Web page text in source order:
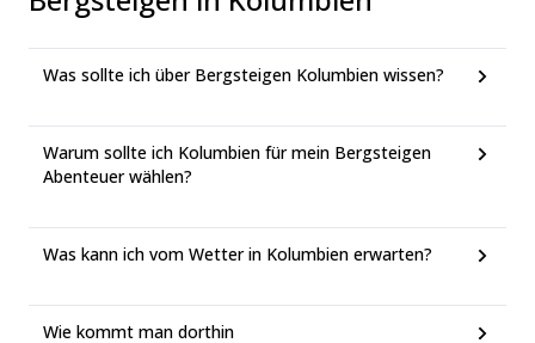
Was sollte ich über Bergsteigen Kolumbien wissen?
Warum sollte ich Kolumbien für mein Bergsteigen
Abenteuer wählen?
Was kann ich vom Wetter in Kolumbien erwarten?
Wie kommt man dorthin